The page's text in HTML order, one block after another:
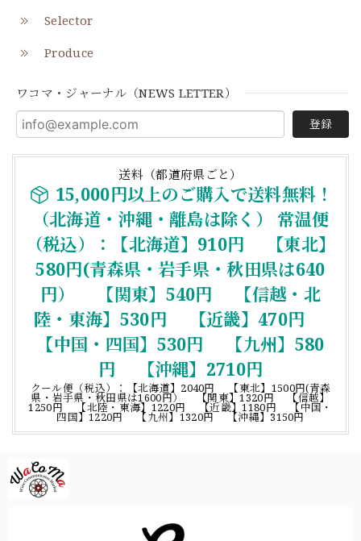
Selector
Produce
ワコマ・ジャーナル（NEWS LETTER）
登録
送料（都道府県ごと）
15,000円以上のご購入で送料無料！
（北海道・沖縄・離島は除く） 常温便
（税込）：【北海道】910円 【東北】
580円(青森県・岩手県・秋田県は640
円） 【関東】540円 【信越・北
陸・東海】530円 【近畿】470円
【中国・四国】530円 【九州】580
円 【沖縄】2710円
クール便（税込）：【北海道】2040円 【東北】1500円(青森
県・岩手県・秋田県は1600円） 【関東】1320円 【信越】
1250円 【北陸・東海】1220円 【近畿】1180円 【中国・
四国】1220円 【九州】1320円 【沖縄】3150円